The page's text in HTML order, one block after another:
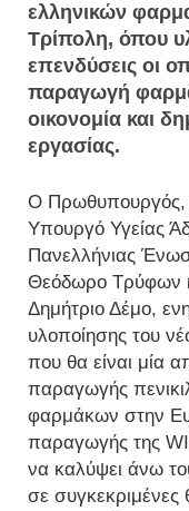
ελληνικών
Τρίπολη, όπου
επενδύσεις οι
παραγωγή
οικονομία και
εργασίας.
Ο Πρωθυπουργός,
Υπουργό Υγείας
Πανελλήνιας
Θεόδωρο Τρύφων
Δημήτριο Δέμο,
υλοποίησης του
που θα είναι μία
παραγωγής
φαρμάκων στην
παραγωγής της
να καλύψει άνω
σε συγκεκριμένες